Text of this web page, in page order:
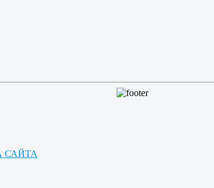
САЙТА